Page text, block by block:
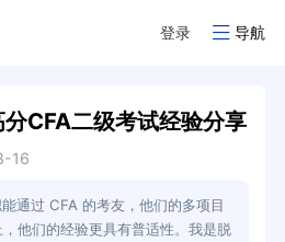
登录 导航
CFA二级考试经验分享
16
通过 CFA 的考友，他们的多项目
他们的经验更具有普适性。我是脱